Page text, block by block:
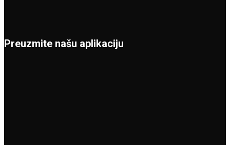
Preuzmite našu aplikaciju